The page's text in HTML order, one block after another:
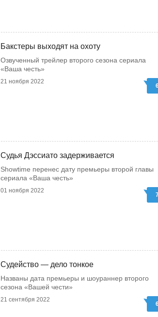
Бакстеры выходят на охоту
Озвученный трейлер второго сезона сериала
«Ваша честь»
21 ноября 2022
Судья Дэссиато задерживается
Showtime перенес дату премьеры второй главы
сериала «Ваша честь»
01 ноября 2022
Судейство — дело тонкое
Названы дата премьеры и шоураннер второго
сезона «Вашей чести»
21 сентября 2022